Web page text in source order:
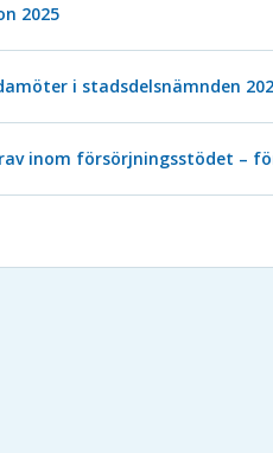
2025
i stadsdelsnämnden
inom försörjningsstödet –